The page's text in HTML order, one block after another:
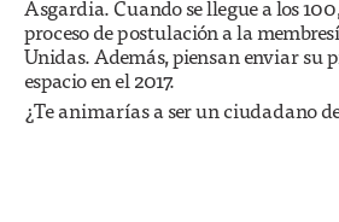
Asgardia. Cuando se llegue a los
proceso de postulación a la
Unidas. Además, piensan enviar su
espacio en el 2017.
¿Te animarías a ser un ciudadano